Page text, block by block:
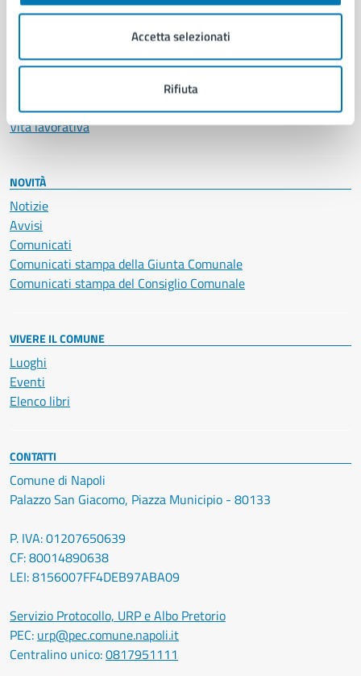
Accetta selezionati
Rifiuta
Documenti e certificati
Educazione e formazione
Imprese e commercio
Salute, benessere e assistenza
Servizi Cimiteriali
Vita lavorativa
NOVITÀ
Notizie
Avvisi
Comunicati
Comunicati stampa della Giunta Comunale
Comunicati stampa del Consiglio Comunale
VIVERE IL COMUNE
Luoghi
Eventi
Elenco libri
CONTATTI
Comune di Napoli
Palazzo San Giacomo, Piazza Municipio - 80133
P. IVA: 01207650639
CF: 80014890638
LEI: 8156007FF4DEB97ABA09
Servizio Protocollo, URP e Albo Pretorio
PEC: urp@pec.comune.napoli.it
Centralino unico:0817951111